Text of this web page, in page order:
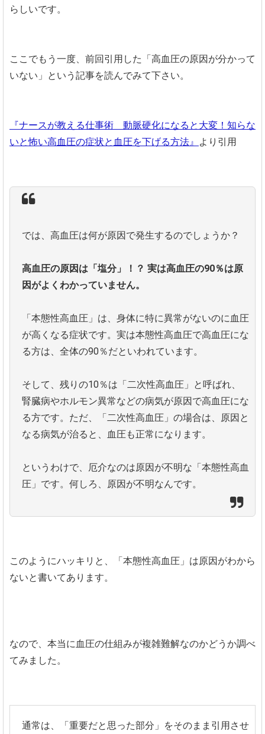
らしいです。
ここでもう一度、前回引用した「高血圧の原因が分かって
いない」という記事を読んでみて下さい。
『ナースが教える仕事術 動脈硬化になると大変！知らな
いと怖い高血圧の症状と血圧を下げる方法』 より引用
では、高血圧は何が原因で発生するのでしょうか？
高血圧の原因は「塩分」！？ 実は高血圧の90％は原
因がよくわかっていません。
「本態性高血圧」は、身体に特に異常がないのに血圧
が高くなる症状です。実は本態性高血圧で高血圧にな
る方は、全体の90％だといわれています。
そして、残りの10％は「二次性高血圧」と呼ばれ、
腎臓病やホルモン異常などの病気が原因で高血圧にな
る方です。ただ、「二次性高血圧」の場合は、原因と
なる病気が治ると、血圧も正常になります。
というわけで、厄介なのは原因が不明な「本態性高血
圧」です。何しろ、原因が不明なんです。
このようにハッキリと、「本態性高血圧」は原因がわから
ないと書いてあります。
なので、本当に血圧の仕組みが複雑難解なのかどうか調べ
てみました。
通常は、「重要だと思った部分」をそのまま引用させ